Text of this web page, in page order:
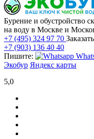
Бурение и обустройство
на воду в Москве и
+7 (495) 324 97 70
+7 (903) 136 40 40
Пишите:
Экобур Яндекс карты
5,0